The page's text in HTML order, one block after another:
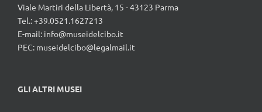
Viale Martiri della Libertà, 15 - 43123 Parma
Tel.: +39.0521.1627213
E-mail: info@museidelcibo.it
PEC: museidelcibo@legalmail.it
GLI ALTRI MUSEI